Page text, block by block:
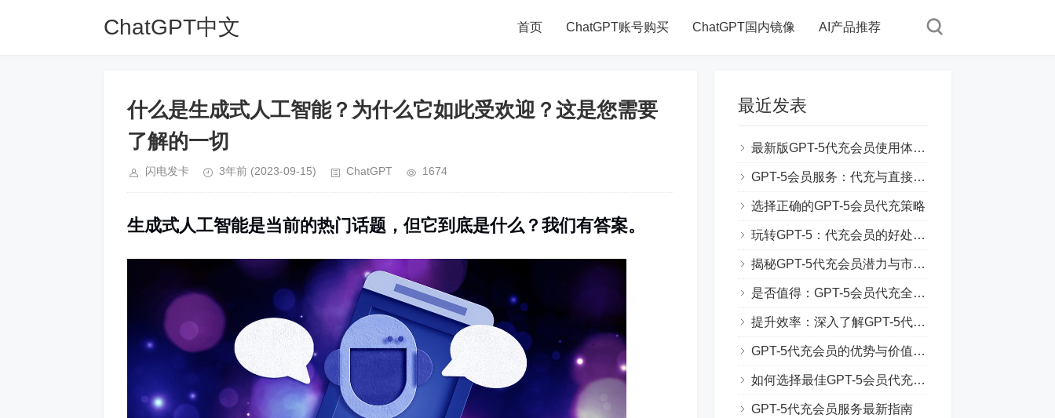
ChatGPT中文 首页 ChatGPT账号购买 ChatGPT国内镜像 AI产品推荐
什么是生成式人工智能？为什么它如此受欢迎？这是您需要
了解的一切
闪电发卡 3年前 (2023-09-15) ChatGPT 1674
生成式人工智能是当前的热门话题，但它到底是什么？ 我们有答案。
最近发表
最新版GPT-5代充会员使用体验分享
GPT-5会员服务：代充与直接购买对比
选择正确的GPT-5会员代充策略
玩转GPT-5：代充会员的好处和技巧
揭秘GPT-5代充会员潜力与市场趋势
是否值得：GPT-5会员代充全方位评测
提升效率：深入了解GPT-5代充会员功能
GPT-5代充会员的优势与价值解析
如何选择最佳GPT-5会员代充方案
GPT-5代充会员服务最新指南